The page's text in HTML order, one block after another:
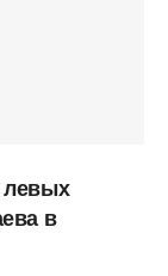
левых
в